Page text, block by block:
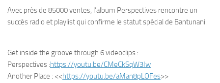
Avec près de 85000 ventes, l’album Perspectives rencontre un
succès radio et playlist qui confirme le statut spécial de Bantunani.
Get inside the groove through 6 videoclips :
Perspectives :https://youtu.be/CMeCkSqW3Iw
Another Place : <<https://youtu.be/aMan8pLOFes>>